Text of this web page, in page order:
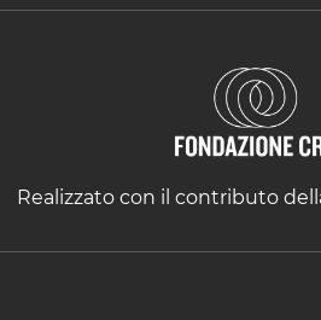
Realizzato con il contributo